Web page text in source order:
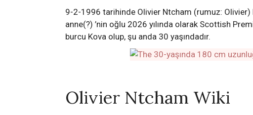
9-2-1996 tarihinde Olivier Ntcham (rumuz:
anne(?) ’nin oğlu 2026 yılında olarak Scottish
burcu Kova olup, şu anda 30 yaşındadır.
Olivier Ntcham Wiki